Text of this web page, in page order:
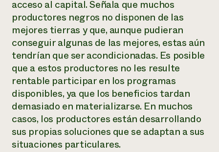
acceso al capital. Señala que muchos
productores negros no disponen de las
mejores tierras y que, aunque pudieran
conseguir algunas de las mejores, estas aún
tendrían que ser acondicionadas. Es posible
que a estos productores no les resulte
rentable participar en los programas
disponibles, ya que los beneficios tardan
demasiado en materializarse. En muchos
casos, los productores están desarrollando
sus propias soluciones que se adaptan a sus
situaciones particulares.